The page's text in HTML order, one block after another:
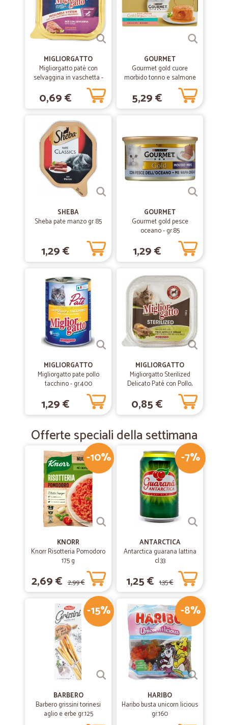
MIGLIORGATTO
Migliorgatto patè con
selvaggina in vaschetta -
0,69 €
GOURMET
Gourmet gold cuore
morbido tonno e salmone
5,29 €
SHEBA
Sheba pate manzo gr 85
1,29 €
GOURMET
Gourmet gold pesce
oceano - gr.85
1,29 €
MIGLIORGATTO
Migliorgatto pate pollo
tacchino - gr.400
1,29 €
MIGLIORGATTO
Migliorgatto Sterilized
Delicato Paté con Pollo,
Agnello e Ortaggi 100 gr.
0,85 €
Offerte speciali della settimana
-10%
KNORR
Knorr Risotteria Pomodoro
175 g
2,69 € 2,99 €
-7%
ANTARCTICA
Antarctica guarana lattina
cl.33
1,25 € 1,35 €
-15%
BARBERO
Barbero grissini torinesi
aglio e erbe gr.125
-8%
HARIBO
Haribo busta unicorn licious
gr.160